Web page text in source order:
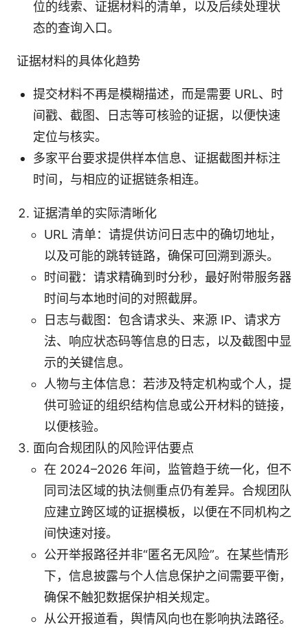
位的线索、证据材料的清单，以及后续处理状
态的查询入口。
证据材料的具体化趋势
提交材料不再是模糊描述，而是需要 URL、时
间戳、截图、日志等可核验的证据，以便快速
定位与核实。
多家平台要求提供样本信息、证据截图并标注
时间，与相应的证据链条相连。
证据清单的实际清晰化
URL 清单：请提供访问日志中的确切地址，
以及可能的跳转链路，确保可回溯到源头。
时间戳：请求精确到时分秒，最好附带服务器
时间与本地时间的对照截屏。
日志与截图：包含请求头、来源 IP、请求方
法、响应状态码等信息的日志，以及截图中显
示的关键信息。
人物与主体信息：若涉及特定机构或个人，提
供可验证的组织结构信息或公开材料的链接，
以便核验。
面向合规团队的风险评估要点
在 2024–2026 年间，监管趋于统一化，但不
同司法区域的执法侧重点仍有差异。合规团队
应建立跨区域的证据模板，以便在不同机构之
间快速对接。
公开举报路径并非“匿名无风险”。在某些情形
下，信息披露与个人信息保护之间需要平衡，
确保不触犯数据保护相关规定。
从公开报道看，舆情风向也在影响执法路径。